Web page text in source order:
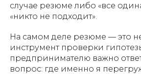
случае резюме либо «все
«никто не подходит».
На самом деле резюме — это не
инструмент проверки
предпринимателю важно
вопрос: где именно я